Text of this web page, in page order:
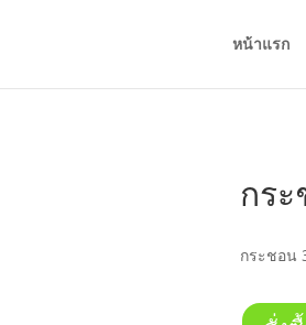
หน้าแรก
กร
กระชอน